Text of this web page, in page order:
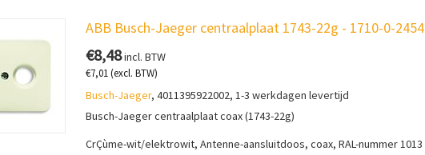
ABB Busch-Jaeger centraalplaat 1743-22g - 1710-0-2454
€8,48incl. BTW
€7,01(excl. BTW)
Busch-Jaeger, 4011395922002, 1-3 werkdagen levertijd
Busch-Jaeger centraalplaat coax (1743-22g)
CrÇùme-wit/elektrowit, Antenne-aansluitdoos, coax, RAL-nummer 1013